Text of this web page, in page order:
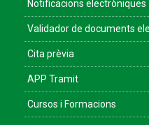
Notificacions electròniques
Validador de documents
Cita prèvia
APP Tramit
Cursos i Formacions